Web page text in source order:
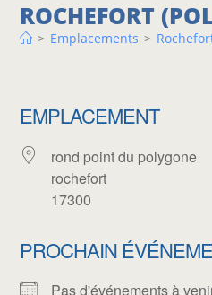
ROCHEFORT
> Emplacements >
EMPLACEMENT
rond point du polygone
rochefort
17300
PROCHAIN
Pas d'événements à